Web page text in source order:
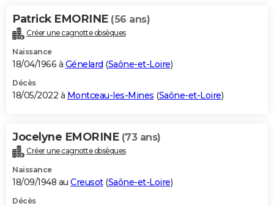
Patrick EMORINE (56 ans)
Créer une cagnotte obsèques
Naissance
18/04/1966 à Génelard (Saône-et-Loire)
Décès
18/05/2022 à Montceau-les-Mines (Saône-et-Loire)
Jocelyne EMORINE (73 ans)
Créer une cagnotte obsèques
Naissance
18/09/1948 au Creusot(Saône-et-Loire)
Décès